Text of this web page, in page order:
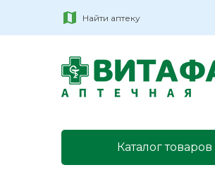
Найти аптеку
Каталог товаров